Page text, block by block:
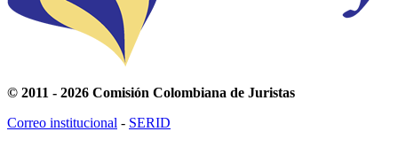
© 2011 - 2026 Comisión Colombiana de Juristas
Correo institucional - SERID